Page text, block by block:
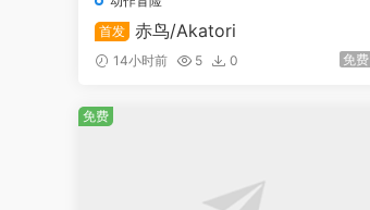
首发 赤鸟/Akatori
14小时前 5 0 免费
免费